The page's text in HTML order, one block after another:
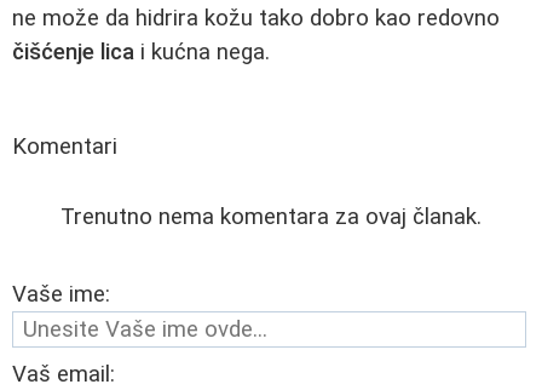
ne može da hidrira kožu tako dobro kao redovno
čišćenje lica i kućna nega.
Komentari
Trenutno nema komentara za ovaj članak.
Vaše ime:
Vaš email: